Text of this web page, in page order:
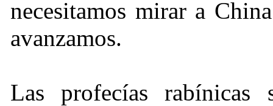
necesitamos mirar a
avanzamos.
Las profecías rabínicas